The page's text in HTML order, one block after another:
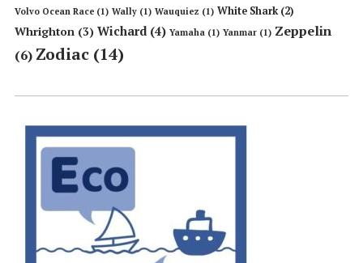
Volvo Ocean Race (1) Wally (1) Wauquiez (1) White Shark(2)
Whrighton (3) Wichard(4) Yamaha (1) Yanmar (1) Zeppelin
(6) Zodiac (14)